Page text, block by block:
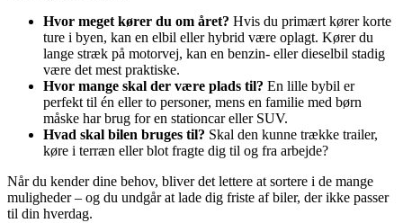
Hvor meget kører du om året? Hvis du primært kører korte
ture i byen, kan en elbil eller hybrid være oplagt. Kører du
lange stræk på motorvej, kan en benzin- eller dieselbil stadig
være det mest praktiske.
Hvor mange skal der være plads til? En lille bybil er
perfekt til én eller to personer, mens en familie med børn
måske har brug for en stationcar eller SUV.
Hvad skal bilen bruges til? Skal den kunne trække trailer,
køre i terræn eller blot fragte dig til og fra arbejde?
Når du kender dine behov, bliver det lettere at sortere i de mange
muligheder – og du undgår at lade dig friste af biler, der ikke passer
til din hverdag.